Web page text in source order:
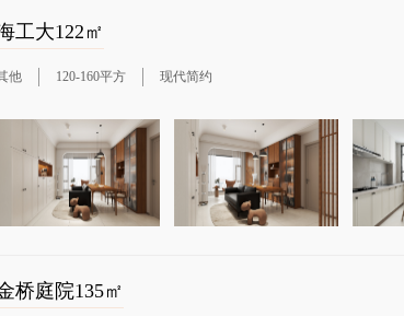
工大122㎡
他 120-160平方 现代简约
桥庭院135㎡